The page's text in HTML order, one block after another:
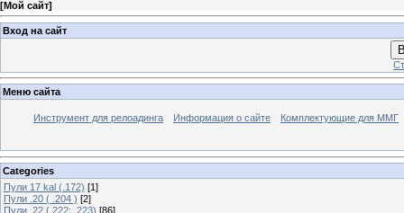
[Мой сайт]
Вход на сайт
Меню сайта
Инструмент для релоадинга Информация о сайте Комплектующие для ММГ
Categories
Пули 17 kal (.172) [1]
Пули .20 ( .204 ) [2]
Пули .22 (.222; .223) [86]